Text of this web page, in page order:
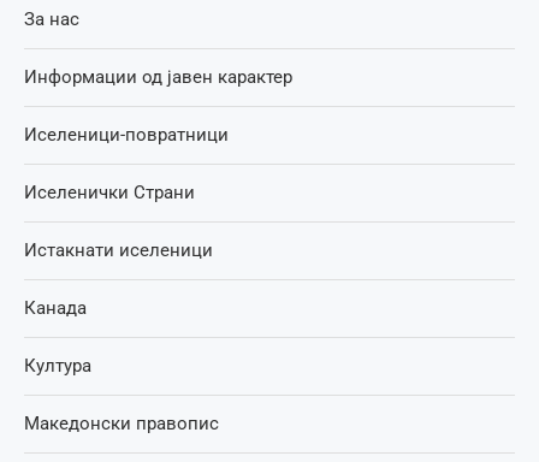
За нас
Информации од јавен карактер
Иселеници-повратници
Иселенички Страни
Истакнати иселеници
Канада
Култура
Македонски правопис